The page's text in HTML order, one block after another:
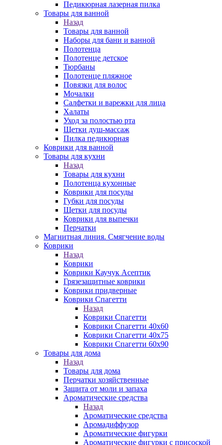
Педикюрная лазерная пилка
Товары для ванной
Назад
Товары для ванной
Наборы для бани и ванной
Полотенца
Полотенце детское
Тюрбаны
Полотенце пляжное
Повязки для волос
Мочалки
Салфетки и варежки для лица
Халаты
Уход за полостью рта
Щетки душ-массаж
Пилка педикюрная
Коврики для ванной
Товары для кухни
Назад
Товары для кухни
Полотенца кухонные
Коврики для посуды
Губки для посуды
Щетки для посуды
Коврики для выпечки
Перчатки
Магнитная линия. Смягчение воды
Коврики
Назад
Коврики
Коврики Каучук Асептик
Грязезащитные коврики
Коврики придверные
Коврики Спагетти
Назад
Коврики Спагетти
Коврики Спагетти 40х60
Коврики Спагетти 40х75
Коврики Спагетти 60х90
Товары для дома
Назад
Товары для дома
Перчатки хозяйственные
Защита от моли и запаха
Ароматические средства
Назад
Ароматические средства
Аромадиффузор
Ароматические фигурки
Ароматические фигурки с присоской